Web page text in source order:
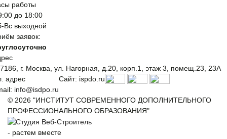
работы
до 18:00
Вс выходной
заявок:
г. Москва, ул. Нагорная, д.20, корп.1, этаж 3, помещ.23, 23А
адрес
info@isdpo.ru
Сайт: ispdo.ru
© 2026 "ИНСТИТУТ СОВРЕМЕННОГО ДОПОЛНИТЕЛЬНОГО
ПРОФЕССИОНАЛЬНОГО ОБРАЗОВАНИЯ"
- растем вместе